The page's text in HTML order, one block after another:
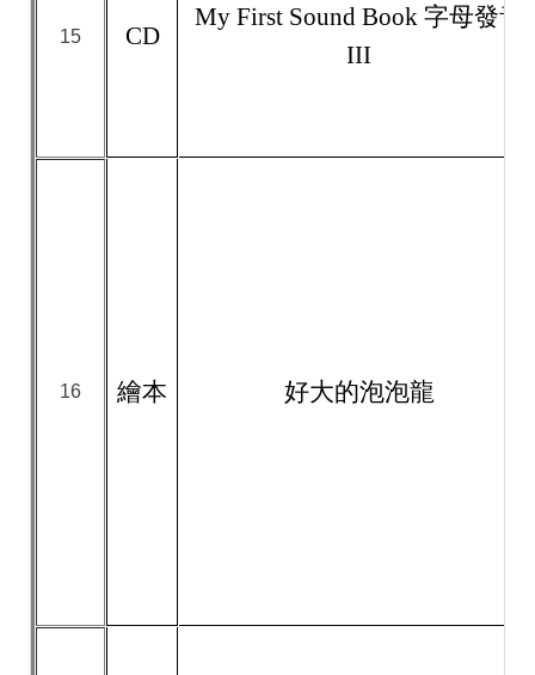
15 CD
My First Sound Book 字母發音
III
16 繪本 好大的泡泡龍